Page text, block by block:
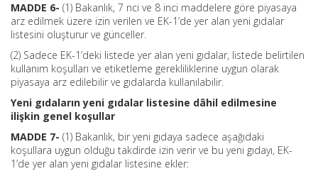
MADDE 6- (1) Bakanlık, 7 nci ve 8 inci maddelere göre piyasaya
arz edilmek üzere izin verilen ve EK-1’de yer alan yeni gıdalar
listesini oluşturur ve günceller.
(2) Sadece EK-1’deki listede yer alan yeni gıdalar, listede belirtilen
kullanım koşulları ve etiketleme gerekliliklerine uygun olarak
piyasaya arz edilebilir ve gıdalarda kullanılabilir.
Yeni gıdaların yeni gıdalar listesine dâhil edilmesine
ilişkin genel koşullar
MADDE 7- (1) Bakanlık, bir yeni gıdaya sadece aşağıdaki
koşullara uygun olduğu takdirde izin verir ve bu yeni gıdayı, EK-
1’de yer alan yeni gıdalar listesine ekler: